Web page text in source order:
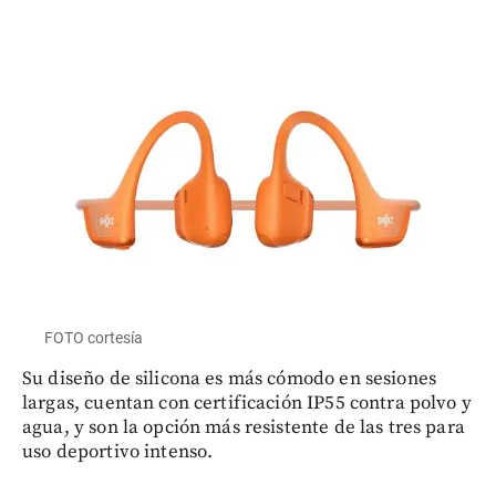
FOTO cortesía
Su diseño de silicona es más cómodo en sesiones
largas, cuentan con certificación IP55 contra polvo y
agua, y son la opción más resistente de las tres para
uso deportivo intenso.